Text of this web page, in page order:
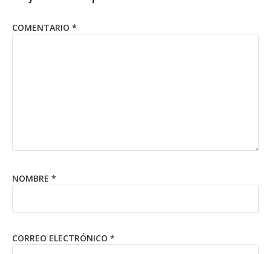
COMENTARIO *
NOMBRE *
CORREO ELECTRÓNICO *